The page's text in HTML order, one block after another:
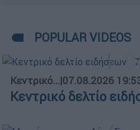
POPULAR VIDEOS
Κεντρικό...|07.08.2026
Κεντρικό δελτίο